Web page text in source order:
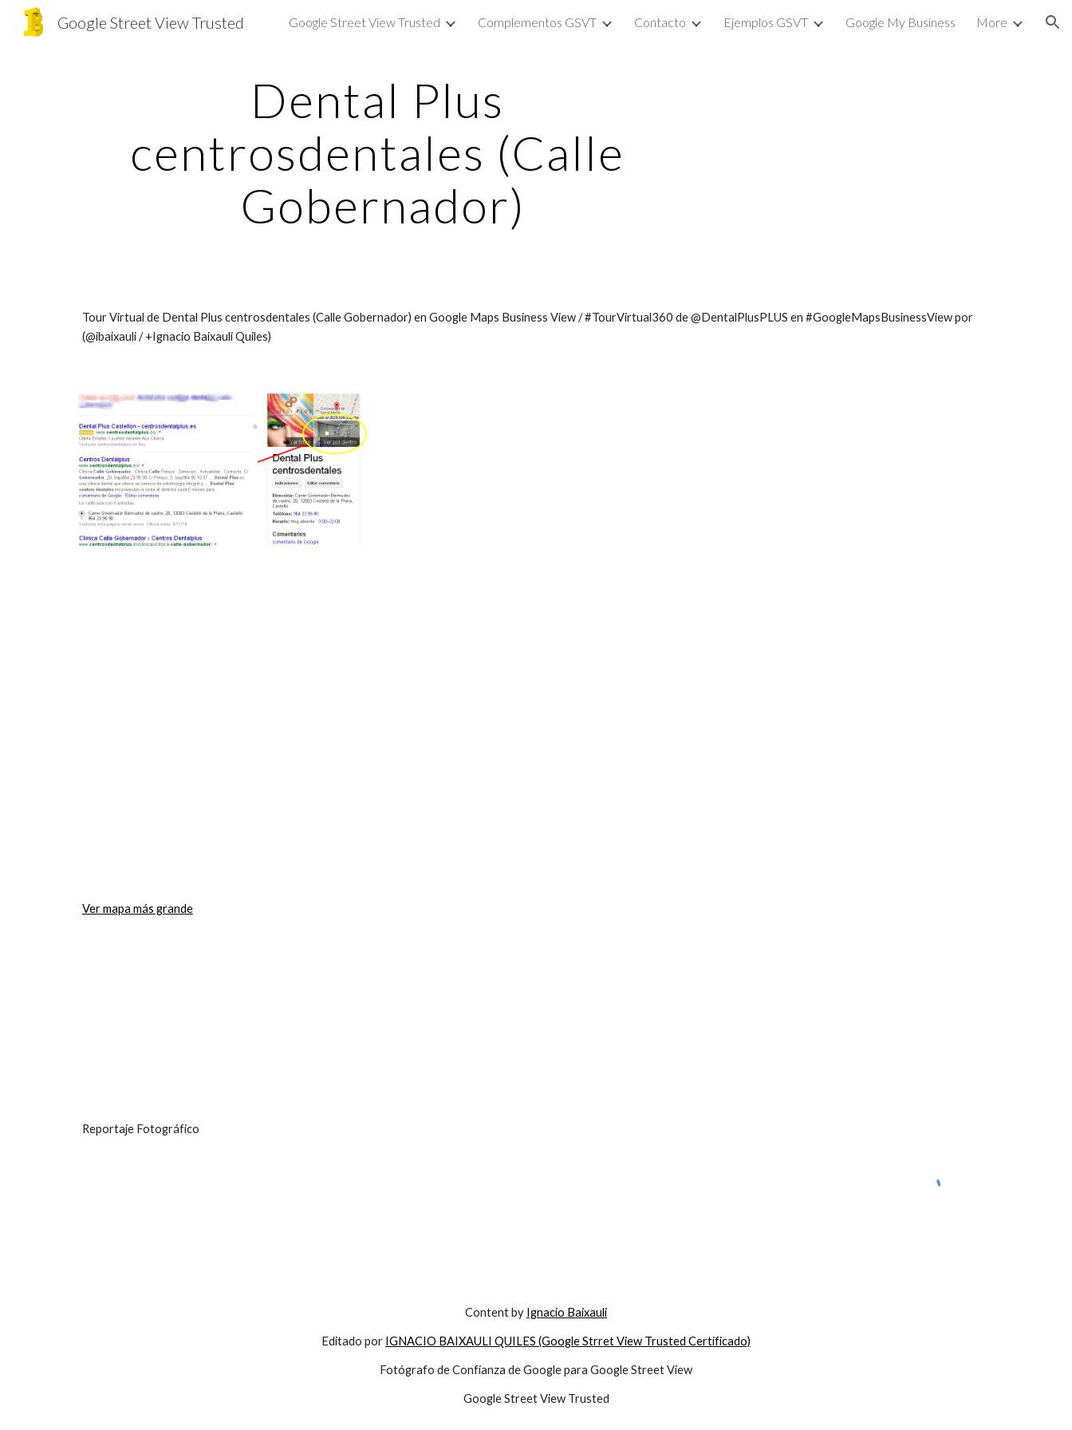
Skip to main content Skip to navigation
Google Street View Trusted Google Street View Trusted Complementos GSVT Contacto Ejemplos GSVT Google My Business More
Dental Plus
centrosdentales (Calle
Gobernador)
Tour Virtual de Dental Plus centrosdentales (Calle Gobernador) en Google Maps Business View / #TourVirtual360 de @DentalPlusPLUS en #GoogleMapsBusinessView por
(@ibaixauli / +Ignacio Baixauli Quiles)
Ver mapa más grande
Reportaje Fotográfico
Content by Ignacio Baixauli
Editado por IGNACIO BAIXAULI QUILES (Google Strret View Trusted Certificado)
Fotógrafo de Confianza de Google para Google Street View
Google Street View Trusted